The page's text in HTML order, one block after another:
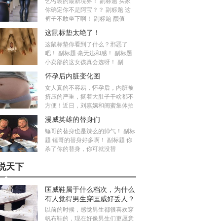
你确定你不是阿宝？？ 副标题 这
裤子不敢坐下啊！ 副标题 颜值
这鼠标垫太绝了！
这鼠标垫你看到了什么？邪恶了
吧！ 副标题 毫无违和感！ 副标题
小卖部的这女孩真会选呀！ 副
怀孕后内脏变化图
女人真的不容易，怀孕后，内脏被
挤压的严重，挺着大肚子干啥都不
方便！近日，刘嘉姵和闺蜜集体拍
漫威英雄的替身们
锤哥的替身也是辣么的帅气！ 副标
题 锤哥的替身好多啊！ 副标题 你
杀了你的替身，你可就没替
天下
匡威鞋属于什么档次，为什么
有人觉得男生穿匡威好丢人？
以前的时候，感觉男生都很喜欢穿
帆布鞋的，现在好像男生们更愿意